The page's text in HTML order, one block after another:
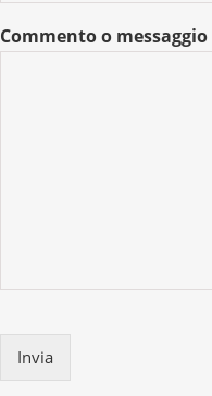
Commento o messaggio
Invia